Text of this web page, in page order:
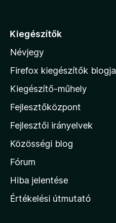
á
a
M
z
i
l
a
h
o
l
Kiegészítők
Névjegy
Firefox kiegészítők blogja
Kiegészítő-műhely
Fejlesztőközpont
Fejlesztői irányelvek
Közösségi blog
Fórum
Hiba jelentése
Értékelési útmutató